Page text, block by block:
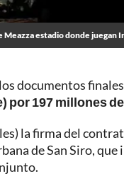
Meazza estadio donde juegan
documentos
por 197 millones
la firma del
de San Siro, que